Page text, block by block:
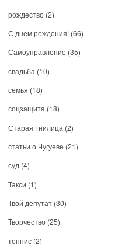
рождество (2)
С днем рождения! (66)
Самоуправление (35)
свадьба (10)
семья (18)
соцзащита (18)
Старая Гнилица (2)
статьи о Чугуеве (21)
суд (4)
Такси (1)
Твой депутат (30)
Творчество (25)
теннис (2)